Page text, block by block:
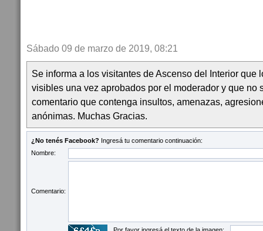
Sábado 09 de marzo de 2019, 08:21
Se informa a los visitantes de Ascenso del Interior que
visibles una vez aprobados por el moderador y que no
comentario que contenga insultos, amenazas,
anónimas. Muchas Gracias.
¿No tenés Facebook? Ingresá tu comentario continuación:
Nombre:
Comentario: